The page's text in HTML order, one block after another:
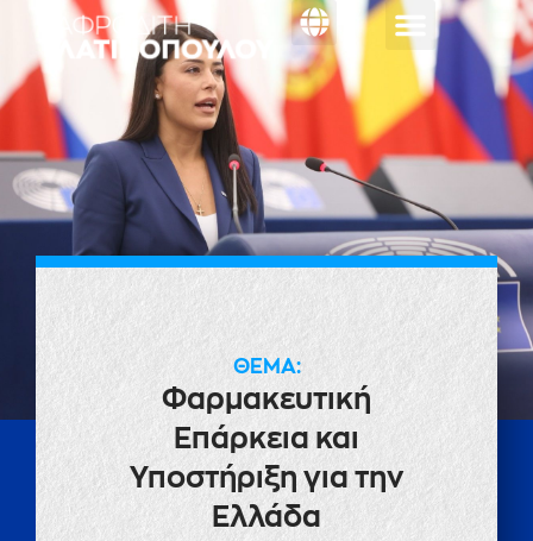
Κοινοβουλευτική
ΕΡΩΤΗΣΗ
ΘΕΜΑ:
Φαρμακευτική
Επάρκεια και
Υποστήριξη για την
Ελλάδα